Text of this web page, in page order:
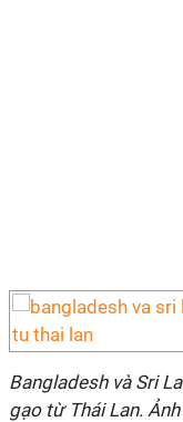
Bangladesh và Sri
gạo từ Thái Lan.